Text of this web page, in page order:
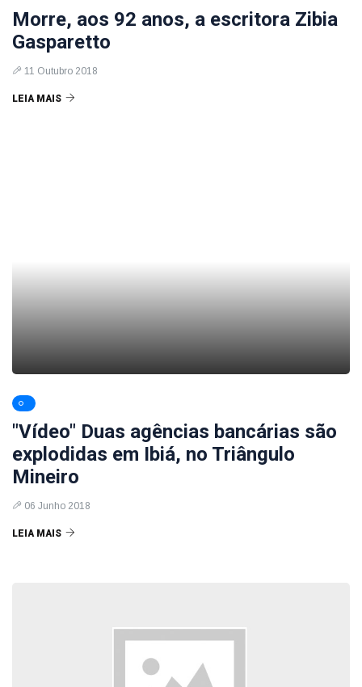
Morre, aos 92 anos, a escritora Zibia
Gasparetto
11 Outubro 2018
LEIA MAIS
"Vídeo" Duas agências bancárias são
explodidas em Ibiá, no Triângulo
Mineiro
06 Junho 2018
LEIA MAIS